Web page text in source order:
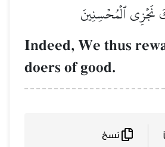
نَجۡزِي ٱلۡمُحۡسِنِينَ
Indeed, We thus
doers of good.